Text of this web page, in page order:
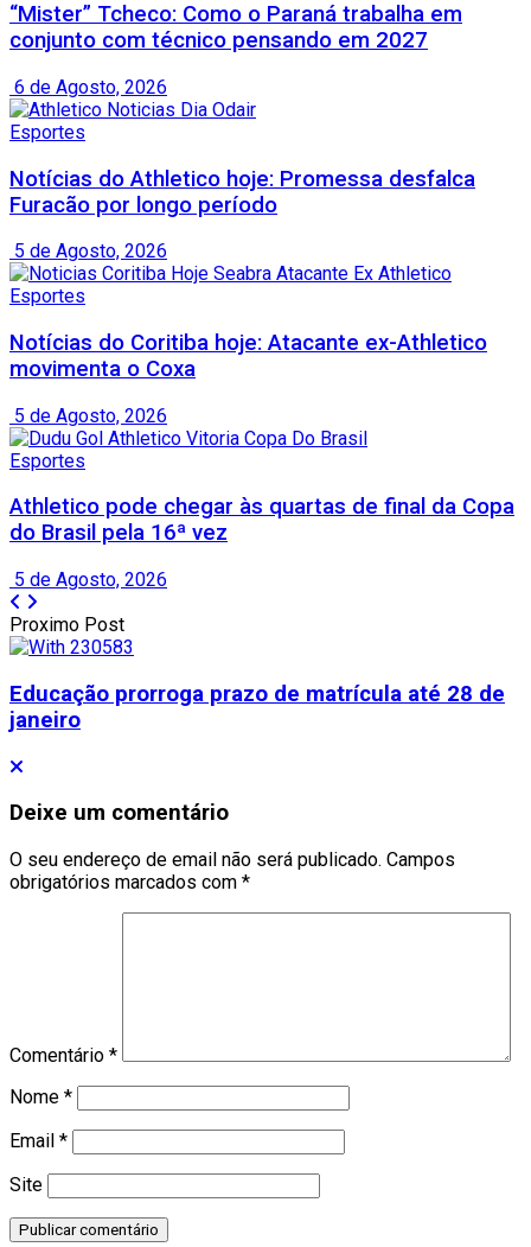
“Mister” Tcheco: Como o Paraná trabalha em
conjunto com técnico pensando em 2027
6 de Agosto, 2026
Esportes
Notícias do Athletico hoje: Promessa desfalca
Furacão por longo período
5 de Agosto, 2026
Esportes
Notícias do Coritiba hoje: Atacante ex-Athletico
movimenta o Coxa
5 de Agosto, 2026
Esportes
Athletico pode chegar às quartas de final da Copa
do Brasil pela 16ª vez
5 de Agosto, 2026
Proximo Post
Educação prorroga prazo de matrícula até 28 de
janeiro
Deixe um comentário
O seu endereço de email não será publicado. Campos
obrigatórios marcados com *
Comentário *
Nome *
Email *
Site